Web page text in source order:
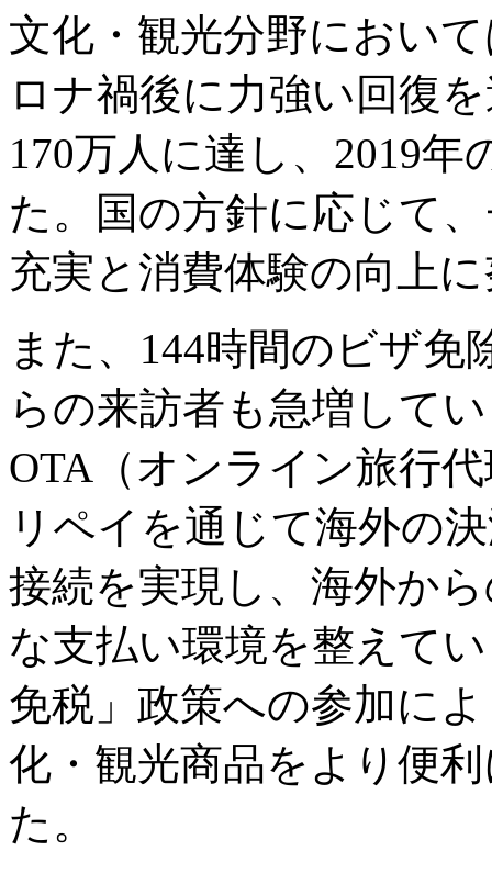
文化・観光分野におい
ロナ禍後に力強い回復
170万人に達し、2019
た。国の方針に応じて
充実と消費体験の向上
また、144時間のビザ
らの来訪者も急増して
OTA（オンライン旅行
リペイを通じて海外の
接続を実現し、海外か
な支払い環境を整えて
免税」政策への参加に
化・観光商品をより便
た。